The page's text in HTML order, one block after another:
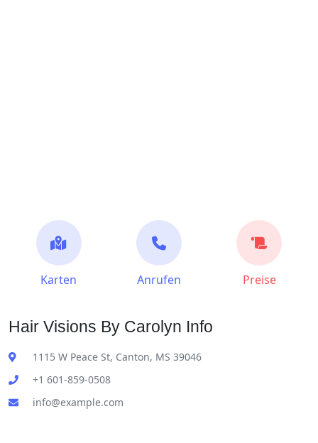
Karten Anrufen Preise
Hair Visions By Carolyn Info
1115 W Peace St, Canton, MS 39046
+1 601-859-0508
info@example.com